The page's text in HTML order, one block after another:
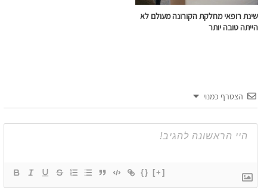
שינת רופאי מחלקת הקורונה מעולם לא
הייתה טובה יותר
הצטרף כמנוי
{} [+]